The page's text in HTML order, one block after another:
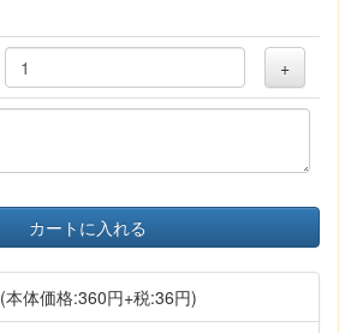
+
カートに入れる
(本体価格:360円+税:36円)